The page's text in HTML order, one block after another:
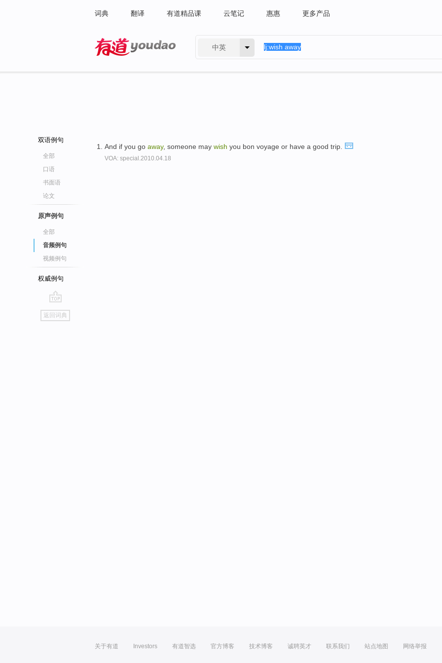
词典 翻译 有道精品课 云笔记 惠惠 更多产品
中英
双语例句
全部
口语
书面语
论文
原声例句
全部
音频例句
视频例句
权威例句
go
top
返回词典
And if you go away, someone may wish you bon voyage or have a good trip.
VOA: special.2010.04.18
关于有道 Investors 有道智选 官方博客 技术博客 诚聘英才 联系我们 站点地图 网络举报